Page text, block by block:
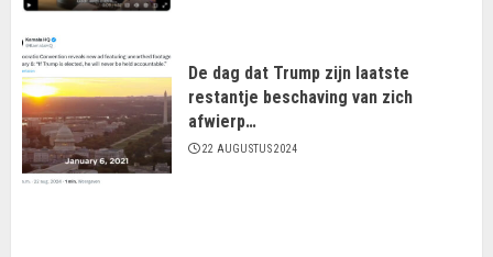
De dag dat Trump zijn laatste
restantje beschaving van zich
afwierp…
22 AUGUSTUS 2024